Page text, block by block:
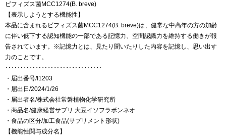
ビフィズス菌MCC1274(B. breve)
【表示しようとする機能性】
本品に含まれるビフィズス菌MCC1274(B. breve)は、健常な中高年の方の加齢
に伴い低下する認知機能の一部である記憶力、空間認識力を維持する働きが報
告されています。※記憶力とは、見たり聞いたりした内容を記憶し、思い出す
力のことです。
‥‥‥‥‥‥‥‥‥‥‥‥‥‥‥‥
・届出番号/I1203
・届出日/2024/1/26
・届出者名/株式会社常磐植物化学研究所
・商品名/健康経営サプリ 大豆イソフラボンネオ
・食品の区分/加工食品(サプリメント形状)
【機能性関与成分名】